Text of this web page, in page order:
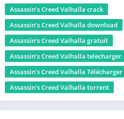
Assassin’s Creed Valhalla crack
Assassin’s Creed Valhalla download
Assassin’s Creed Valhalla gratuit
Assassin’s Creed Valhalla telecharger
Assassin’s Creed Valhalla Télécharger
Assassin’s Creed Valhalla torrent